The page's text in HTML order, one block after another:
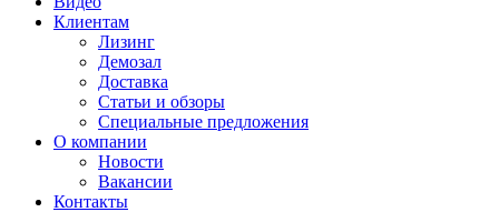
Клиентам
Лизинг
Демозал
Доставка
Статьи и обзоры
Специальные предложения
О компании
Новости
Вакансии
Контакты